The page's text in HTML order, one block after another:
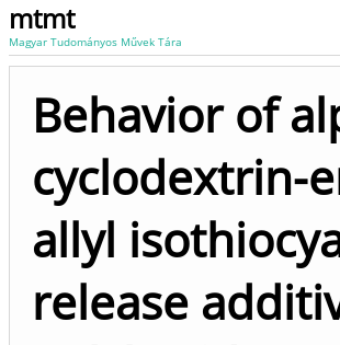
mtmt
Magyar Tudományos Művek Tára
Behavior of
cyclodextrin-
allyl
release